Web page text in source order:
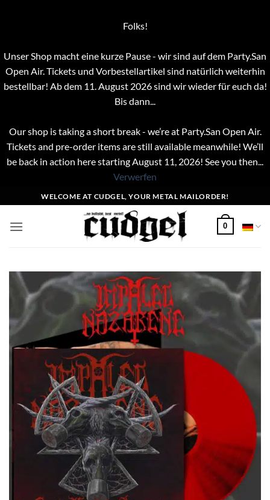
Folks!
Unser Shop macht eine kurze Pause - wir sind auf dem Party.San
Open Air. Tickets und Vorbestellartikel sind natürlich weiterhin
bestellbar! Ab dem 11. August 2026 sind wir wieder für euch da!
Bis dann...
Our shop is taking a short break - we’re at Party.San Open Air.
Tickets and pre-order items are still available meanwhile! We’ll
be back in action here starting August 11, 2026! See you then...
Verwerfen
Inhalt
springen
WELCOME AT CUDGEL, YOUR METAL MAILORDER!
0